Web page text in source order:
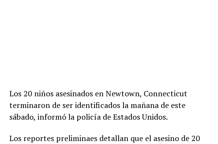
Los 20 niños asesinados en Newtown, Connecticut
terminaron de ser identificados la mañana de este
sábado, informó la policía de Estados Unidos.
Los reportes preliminaes detallan que el asesino de 20